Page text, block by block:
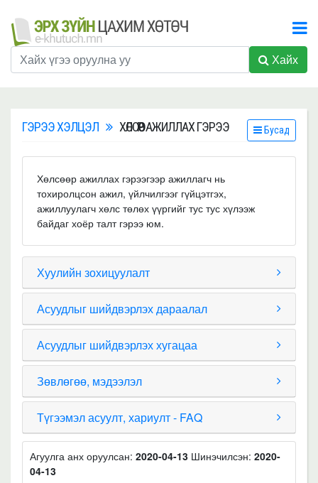
Хайх
ГЭРЭЭ ХЭЛЦЭЛ ХӨЛСӨӨР АЖИЛЛАХ ГЭРЭЭ Бусад
Хөлсөөр ажиллах гэрээгээр ажиллагч нь
тохиролцсон ажил, үйлчилгээг гүйцэтгэх,
ажиллуулагч хөлс төлөх үүргийг тус тус хүлээж
байдаг хоёр талт гэрээ юм.
Хуулийн зохицуулалт
Асуудлыг шийдвэрлэх дараалал
Асуудлыг шийдвэрлэх хугацаа
Зөвлөгөө, мэдээлэл
Түгээмэл асуулт, хариулт - FAQ
Агуулга анх оруулсан: 2020-04-13 Шинэчилсэн: 2020-
04-13